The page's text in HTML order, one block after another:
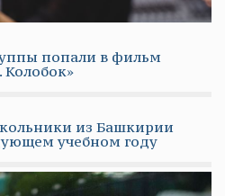
попали в фильм
из Башкирии
учебном году